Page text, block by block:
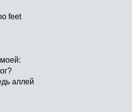
feet
аллей